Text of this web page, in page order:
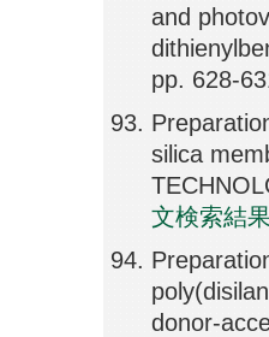
and
pp. 628-
silica
文検索結
donor-